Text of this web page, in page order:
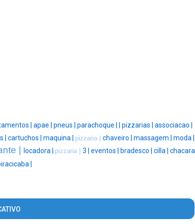
| apae | pneus | parachoque | pizzarias | associacao |
| cartuchos | maquina | pizzaria | chaveiro | massagem | moda |
| locadora | pizzaria | 3 | eventos | bradesco | cilla | chacara |
|